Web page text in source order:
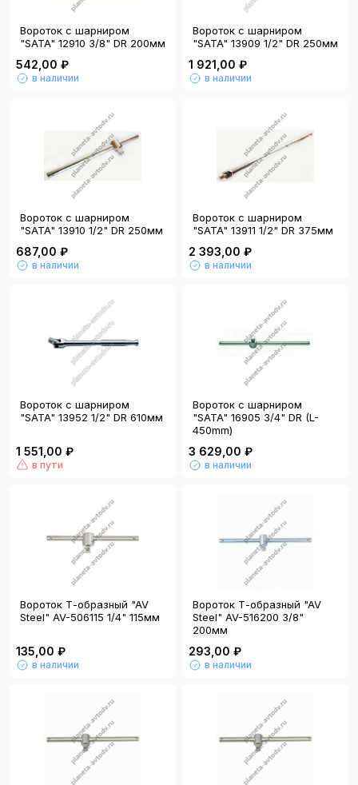
Вороток с шарниром
"SATA" 12910 3/8" DR 200мм
542,00 ₽
в наличии
Вороток с шарниром
"SATA" 13909 1/2" DR 250мм
1 921,00 ₽
в наличии
Вороток с шарниром
"SATA" 13910 1/2" DR 250мм
687,00 ₽
в наличии
Вороток с шарниром
"SATA" 13911 1/2" DR 375мм
2 393,00 ₽
в наличии
Вороток с шарниром
"SATA" 13952 1/2" DR 610мм
1 551,00 ₽
в пути
Вороток с шарниром
"SATA" 16905 3/4" DR (L-
450mm)
3 629,00 ₽
в наличии
Вороток Т-образный "AV
Steel" AV-506115 1/4" 115мм
135,00 ₽
в наличии
Вороток Т-образный "AV
Steel" AV-516200 3/8"
200мм
293,00 ₽
в наличии